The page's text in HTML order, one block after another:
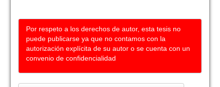
Por respeto a los derechos de autor, esta tesis no
puede publicarse ya que no contamos con la
autorización explícita de su autor o se cuenta con un
convenio de confidencialidad